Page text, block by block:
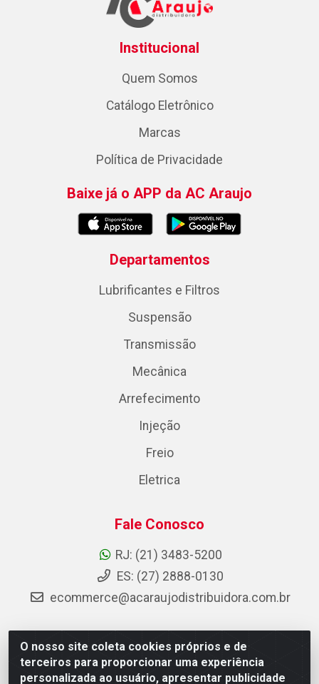
O nosso site coleta cookies próprios e de
terceiros para proporcionar uma experiência
personalizada ao usuário, apresentar publicidade
Institucional
Quem Somos
Catálogo Eletrônico
Marcas
Política de Privacidade
Baixe já o APP da AC Araujo
Departamentos
Lubrificantes e Filtros
Suspensão
Transmissão
Mecânica
Arrefecimento
Injeção
Freio
Eletrica
Fale Conosco
RJ: (21) 3483-5200
ES: (27) 2888-0130
ecommerce@acaraujodistribuidora.com.br
AC Araujo Distribuidora - Rua Carneiro de Campos, 42 -
São Cristóvão, Rio de Janeiro/RJ - CEP 20.920-410 -